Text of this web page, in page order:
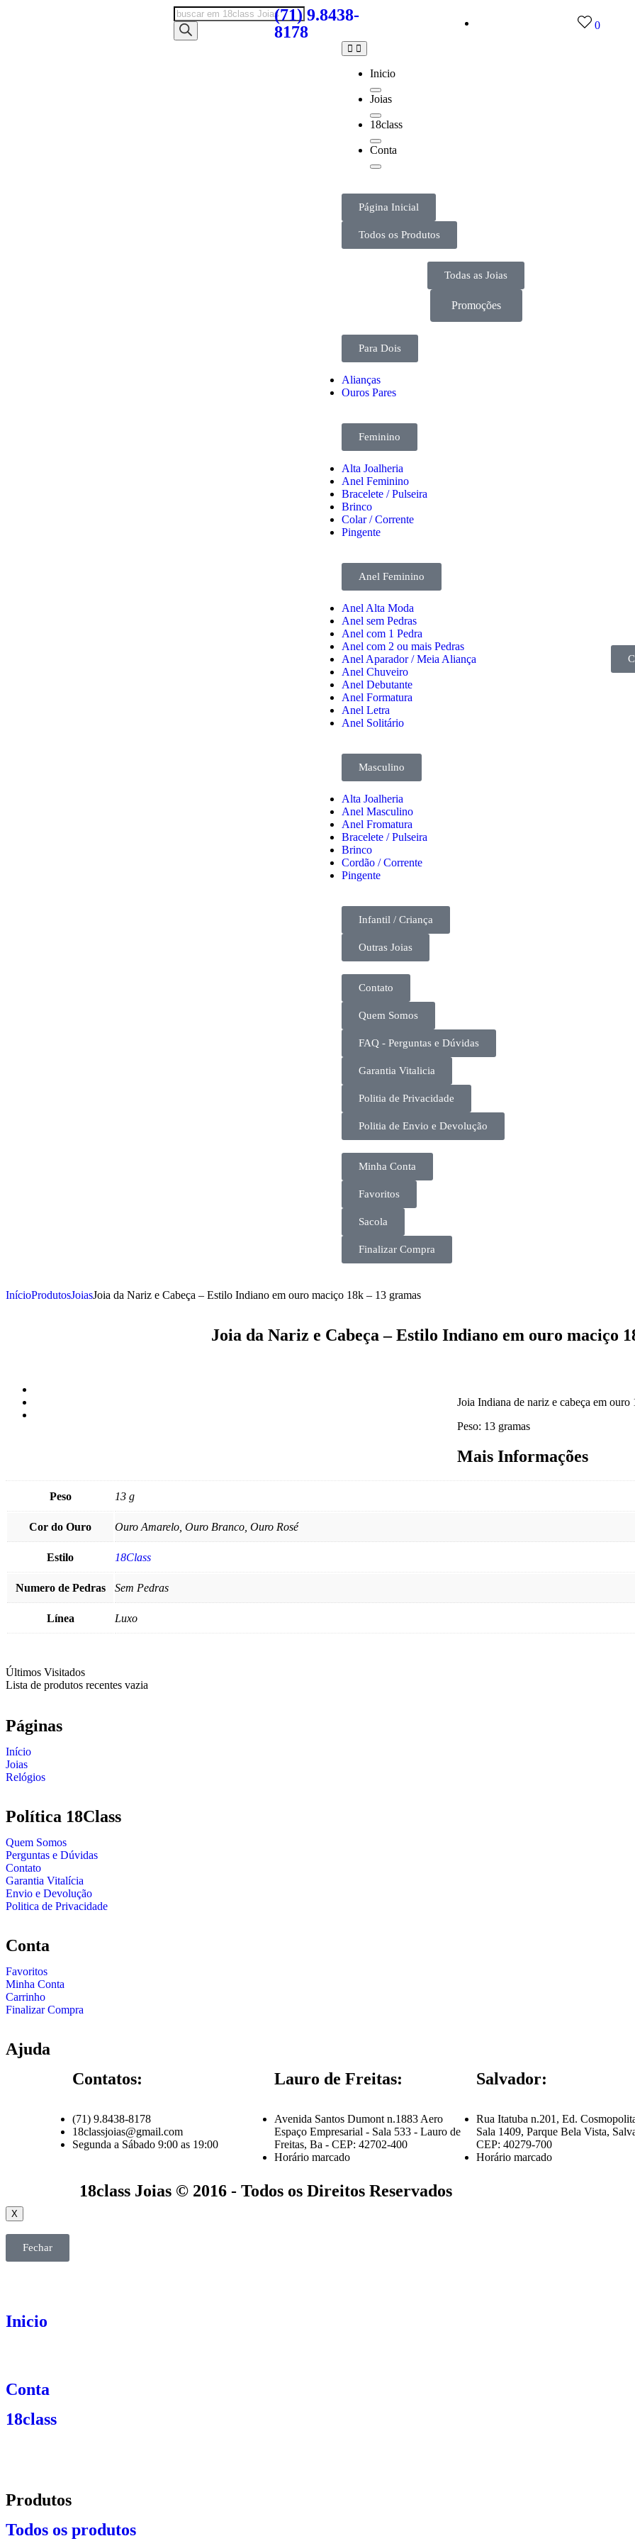
(71) 9.8438-
8178
0
Inicio
Joias
18class
Conta
Página Inicial
Todos os Produtos
Todas as Joias
Promoções
Para Dois
Alianças
Ouros Pares
Feminino
Alta Joalheria
Anel Feminino
Bracelete / Pulseira
Brinco
Colar / Corrente
Pingente
Anel Feminino
Anel Alta Moda
Anel sem Pedras
Anel com 1 Pedra
Anel com 2 ou mais Pedras
Anel Aparador / Meia Aliança
Anel Chuveiro
Anel Debutante
Anel Formatura
Anel Letra
Anel Solitário
Masculino
Alta Joalheria
Anel Masculino
Anel Fromatura
Bracelete / Pulseira
Brinco
Cordão / Corrente
Pingente
Infantil / Criança
Outras Joias
Contato
Quem Somos
FAQ - Perguntas e Dúvidas
Garantia Vitalicia
Politia de Privacidade
Politia de Envio e Devolução
Minha Conta
Favoritos
Sacola
Finalizar Compra
InícioProdutosJoiasJoia da Nariz e Cabeça – Estilo Indiano em ouro maciço 18k – 13 gramas
Joia da Nariz e Cabeça – Estilo Indiano em ouro maciço
Joia Indiana de nariz e cabeça em ouro
Peso: 13 gramas
Mais Informações
Peso 13 g
Cor do Ouro Ouro Amarelo, Ouro Branco, Ouro Rosé
Estilo 18Class
Numero de Pedras Sem Pedras
Línea Luxo
Últimos Visitados
Lista de produtos recentes vazia
Páginas
Início
Joias
Relógios
Política 18Class
Quem Somos
Perguntas e Dúvidas
Contato
Garantia Vitalícia
Envio e Devolução
Politica de Privacidade
Conta
Favoritos
Minha Conta
Carrinho
Finalizar Compra
Ajuda
Contatos:
(71) 9.8438-8178
18classjoias@gmail.com
Segunda a Sábado 9:00 as 19:00
Lauro de Freitas:
Avenida Santos Dumont n.1883 Aero
Espaço Empresarial - Sala 533 - Lauro de
Freitas, Ba - CEP: 42702-400
Horário marcado
Salvador:
Rua Itatuba n.201, Ed.
Sala 1409, Parque Bela Vista,
CEP: 40279-700
Horário marcado
18class Joias © 2016 - Todos os Direitos Reservados
X
Fechar
Inicio
Conta
18class
Produtos
Todos os produtos